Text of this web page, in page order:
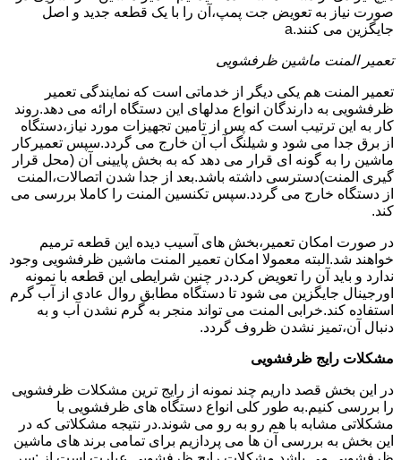
صورت نیاز به تعویض جت پمپ،آن را با یک قطعه جدید و اصل
جایگزین می کنند.a
تعمیر المنت ماشین ظرفشویی
تعمیر المنت هم یکی دیگر از خدماتی است که نمایندگی تعمیر
ظرفشویی به دارندگان انواع مدلهای این دستگاه ارائه می دهد.روند
کار به این ترتیب است که پس از تامین تجهیزات مورد نیاز،دستگاه
از برق جدا می شود و شیلنگ آب آن خارج می گردد.سپس تعمیرکار
ماشین را به گونه ای قرار می دهد که به بخش پایینی آن (محل قرار
گیری المنت)دسترسی داشته باشد.بعد از جدا شدن اتصالات،المنت
از دستگاه خارج می گردد.سپس تکنسین المنت را کاملا بررسی می
کند.
در صورت امکان تعمیر،بخش های آسیب دیده این قطعه ترمیم
خواهند شد.البته معمولا امکان تعمیر المنت ماشین ظرفشویی وجود
ندارد و باید آن را تعویض کرد.در چنین شرایطی این قطعه با نمونه
اورجینال جایگزین می شود تا دستگاه مطابق روال عادی از آب گرم
استفاده کند.خرابی المنت می تواند منجر به گرم نشدن آب و به
دنبال آن،تمیز نشدن ظروف گردد.
مشکلات رایج ظرفشویی
در این بخش قصد داریم چند نمونه از رایج ترین مشکلات ظرفشویی
را بررسی کنیم.به طور کلی انواع دستگاه های ظرفشویی با
مشکلاتی مشابه با هم رو به رو می شوند.در نتیجه مشکلاتی که در
این بخش به بررسی آن ها می پردازیم برای تمامی برند های ماشین